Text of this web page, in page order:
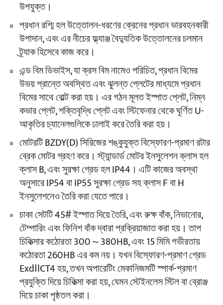
উপযুক্ত।
প্রধান রশ্মি হল উত্তোলন-ধরণের ক্রেনের প্রধান ভারবহনকারী
উপাদান, এবং এর নীচের ফ্ল্যাঞ্জ বৈদ্যুতিক উত্তোলনের চলমান
ট্র্যাক হিসেবে কাজ করে।
এন্ড বিম ডিভাইস, যা ক্রস বিম নামেও পরিচিত, প্রধান বিমের
উভয় প্রান্তে অবস্থিত এবং ঝুলন্ত প্লেটের মাধ্যমে প্রধান
বিমের সাথে বোল্ট করা হয়। এর গঠন মূলত ইস্পাত প্লেট, নিম্ন
কভার প্লেট, শক্তিবৃদ্ধি প্লেট এবং স্টিফেনার থেকে ঘূর্ণিত U-
আকৃতির চ্যানেলগুলিকে ঢালাই করে তৈরি করা হয়।
মোটরটি BZDY(D) সিরিজের শঙ্কুযুক্ত বিস্ফোরণ-প্রমাণ রটার
ব্রেক মোটর গ্রহণ করে। স্ট্যান্ডার্ড মোটর ইনসুলেশন ক্লাস হল
ক্লাস B, এবং সুরক্ষা গ্রেড হল IP44। এটি কাজের অবস্থা
অনুসারে IP54 বা IP55 সুরক্ষা গ্রেড সহ ক্লাস F বা H
ইনসুলেশনেও তৈরি করা যেতে পারে।
চাকা সেটটি 45# ইস্পাত দিয়ে তৈরি, এবং রুক্ষ বাঁক, নিভানোর,
টেম্পারিং এবং ফিনিশ বাঁক দ্বারা প্রক্রিয়াজাত করা হয়। তাপ
চিকিত্সার কঠোরতা 300～380HB, এবং 15 মিমি গভীরতায়
কঠোরতা 260HB এর কম নয়। যখন বিস্ফোরণ-প্রমাণ গ্রেড
ExdⅡCT4 হয়, তখন অপারেটিং মেকানিজমটি স্পার্ক-প্রমাণ
প্রযুক্তি দিয়ে চিকিত্সা করা হয়, যেমন স্টেইনলেস স্টিল বা ব্রোঞ্জ
দিয়ে চাকা পৃষ্ঠতল করা।